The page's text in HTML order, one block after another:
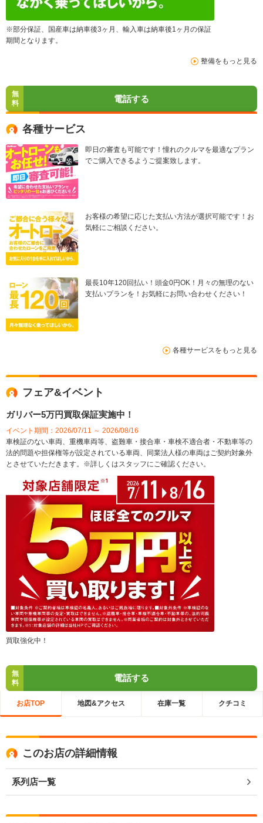
※部分保証、国産車は納車後3ヶ月、輸入車は納車後1ヶ月の保証
期間となります。
整備をもっと見る
無
料
電話する
各種サービス
即日の審査も可能です！憧れのクルマを最適なプラン
でご購入できるようご提案致します。
お客様の希望に応じた支払い方法が選択可能です！お
気軽にご相談ください。
最長10年120回払い！頭金0円OK！月々の無理のない
支払いプランを！お気軽にお問い合わせください！
各種サービスをもっと見る
フェア&イベント
ガリバー5万円買取保証実施中！
イベント期間：2026/07/11 ～ 2026/08/16
車検証のない車両、重機車両等、盗難車・接合車・車検不適合者・不動車等の
法的問題や担保権等が設定されている車両、同業法人様の車両はご契約対象外
とさせていただきます。※詳しくはスタッフにご確認ください。
買取強化中！
無
料
電話する
お店TOP 地図&アクセス 在庫一覧 クチコミ
このお店の詳細情報
系列店一覧